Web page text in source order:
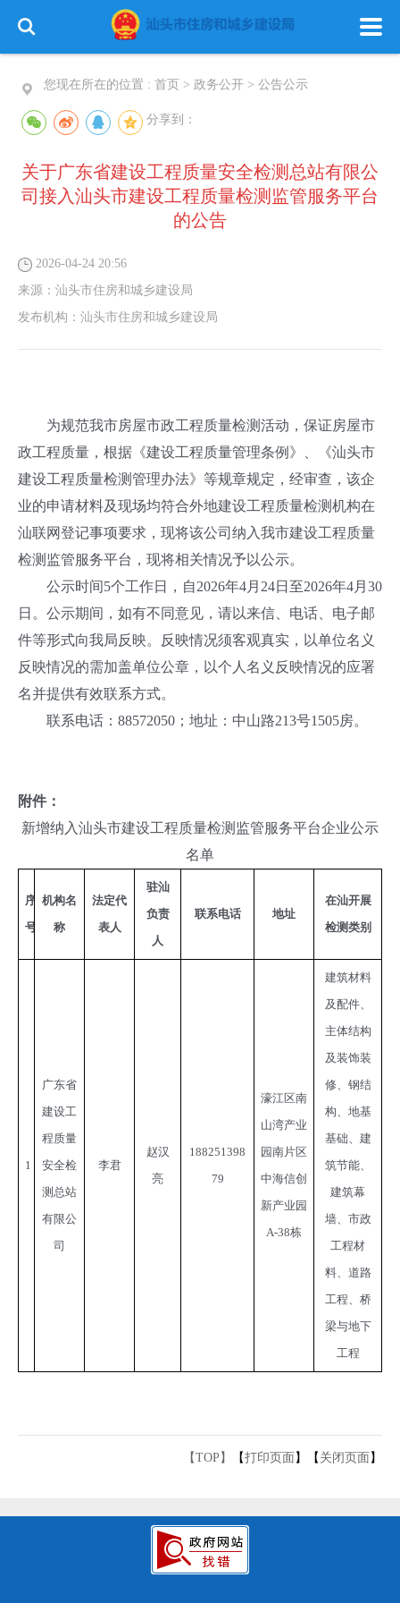
您现在所在的位置 : 首页 > 政务公开 > 公告公示
分享到：
关于广东省建设工程质量安全检测总站有限公
司接入汕头市建设工程质量检测监管服务平台
的公告
2026-04-24 20:56
来源： 汕头市住房和城乡建设局
发布机构： 汕头市住房和城乡建设局
为规范我市房屋市政工程质量检测活动，保证房屋市
政工程质量，根据《建设工程质量管理条例》、《汕头市
建设工程质量检测管理办法》等规章规定，经审查，该企
业的申请材料及现场均符合外地建设工程质量检测机构在
汕联网登记事项要求，现将该公司纳入我市建设工程质量
检测监管服务平台，现将相关情况予以公示。
公示时间5个工作日，自2026年4月24日至2026年4月30
日。公示期间，如有不同意见，请以来信、电话、电子邮
件等形式向我局反映。反映情况须客观真实，以单位名义
反映情况的需加盖单位公章，以个人名义反映情况的应署
名并提供有效联系方式。
联系电话：88572050；地址：中山路213号1505房。
附件：
新增纳入汕头市建设工程质量检测监管服务平台企业公示
名单
序
号
机构名
称
法定代
表人
驻汕
负责
人
联系电话 地址
在汕开展
检测类别
1
广东省
建设工
程质量
安全检
测总站
有限公
司
李君
赵汉
亮
188251398
79
濠江区南
山湾产业
园南片区
中海信创
新产业园
A-38栋
建筑材料
及配件、
主体结构
及装饰装
修、钢结
构、地基
基础、建
筑节能、
建筑幕
墙、市政
工程材
料、道路
工程、桥
梁与地下
工程
【TOP】 【打印页面 】【 关闭页面 】